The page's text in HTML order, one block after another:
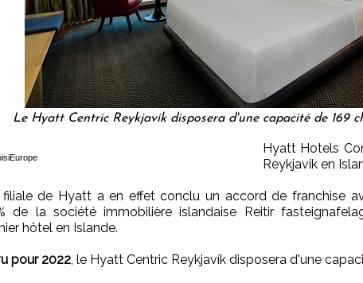
Le Hyatt Centric Reykjavík disposera d'une capacité de 169
Hyatt Hotels
Reykjavik en
filiale de Hyatt a en effet conclu un accord de franchise
de la société immobilière islandaise Reitir
hôtel en Islande.
pour 2022, le Hyatt Centric Reykjavík disposera d'une